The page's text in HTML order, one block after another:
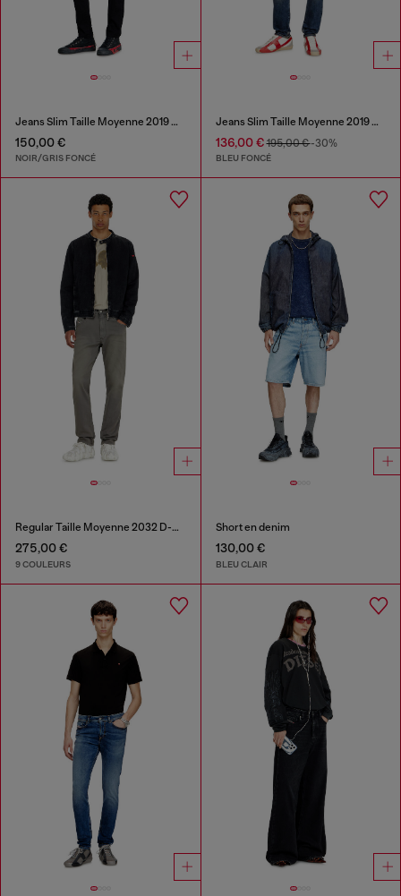
Jeans Slim Taille Moyenne 2019 D-Strukt
150,00 €
NOIR/GRIS FONCÉ
Jeans Slim Taille Moyenne 2019 D-Strukt
136,00 €195,00 €-30%
BLEU FONCÉ
Regular Taille Moyenne 2032 D-Krooley-BW Joggjeans®
275,00 €
9 COULEURS
Short en denim
130,00 €
BLEU CLAIR